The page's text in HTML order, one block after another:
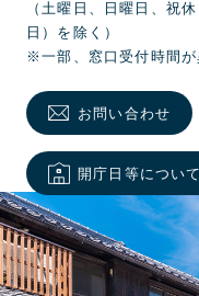
（土曜日、日曜日、祝
日）を除く）
※一部、窓口受付時間が
お問い合わせ
開庁日等について